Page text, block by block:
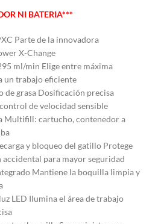
NI BATERIA***
Parte de la innovadora
X-Change
ml/min Elige entre máxima
un trabajo eficiente
de grasa Dosificación precisa
de velocidad sensible
Multifill: cartucho, contenedor a
y bloqueo del gatillo Protege
para mayor seguridad
Mantiene la boquilla limpia y
LED Ilumina el área de trabajo